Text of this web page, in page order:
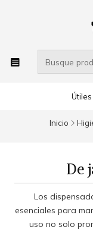
Inicio
De
Los
esenciales para
uso no solo